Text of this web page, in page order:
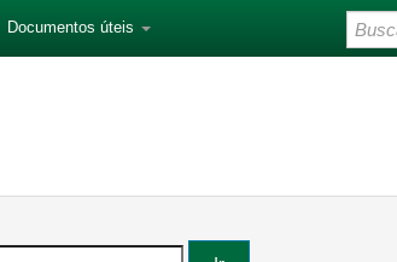
Documentos úteis